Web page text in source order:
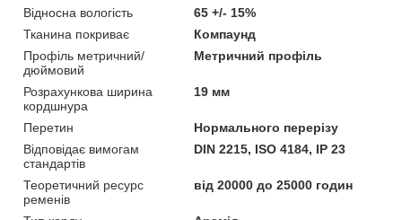
Відносна вологість
65 +/- 15%
Тканина покриває
Компаунд
Профіль метричний/
дюймовий
Метричний профіль
Розрахункова ширина
кордшнура
19 мм
Перетин
Нормального перерізу
Відповідає вимогам
стандартів
DIN 2215, ISO 4184, IP 23
Теоретичний ресурс
ременів
від 20000 до 25000 годин